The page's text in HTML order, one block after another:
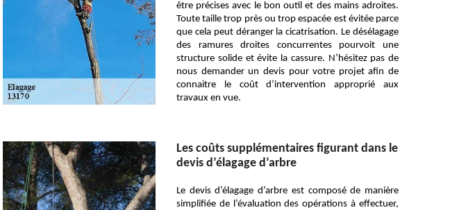
être précises avec le bon outil et des mains adroites.
Toute taille trop près ou trop espacée est évitée parce
que cela peut déranger la cicatrisation. Le désélagage
des ramures droites concurrentes pourvoit une
structure solide et évite la cassure. N’hésitez pas de
nous demander un devis pour votre projet afin de
connaitre le coût d’intervention approprié aux
travaux en vue.
Les coûts supplémentaires figurant dans le
devis d’élagage d’arbre
Le devis d’élagage d’arbre est composé de manière
simplifiée de l’évaluation des opérations à effectuer,